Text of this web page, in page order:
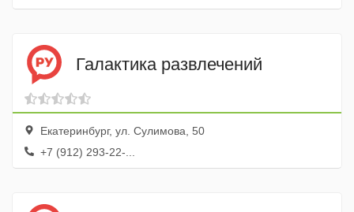
Галактика развлечений
Екатеринбург, ул. Сулимова, 50
+7 (912) 293-22-...